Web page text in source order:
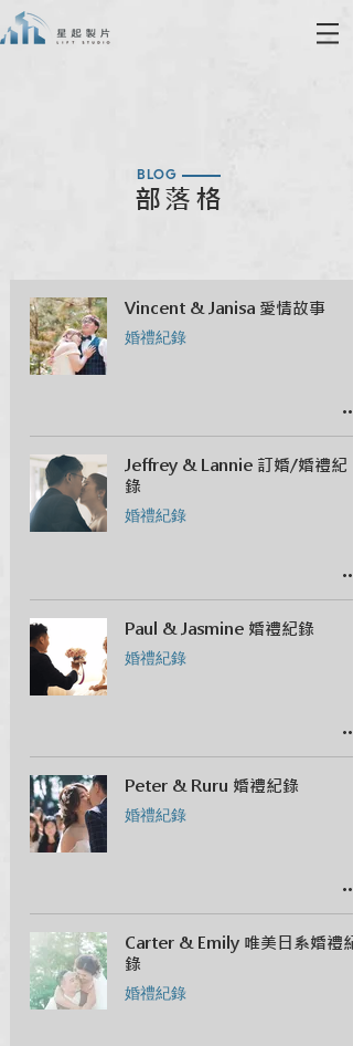
BLOG
部落格
Vincent & Janisa 愛情故事
婚禮紀錄
Jeffrey & Lannie 訂婚/婚禮紀
錄
婚禮紀錄
Paul & Jasmine 婚禮紀錄
婚禮紀錄
Peter & Ruru 婚禮紀錄
婚禮紀錄
Carter & Emily 唯美日系婚禮紀
錄
婚禮紀錄